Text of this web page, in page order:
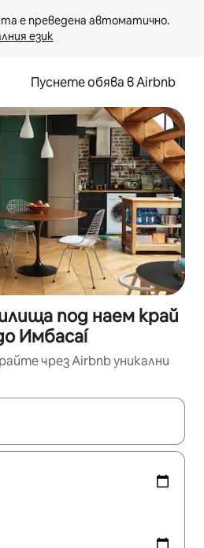
език
Пуснете обява в Airbnb
под наем край
Имбасаí
чрез Airbnb уникални
покажат, използвайте